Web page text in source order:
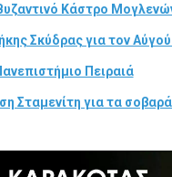
Κάστρο
Σκύδρας για τον
Πειραιά
Σταμενίτη για τα